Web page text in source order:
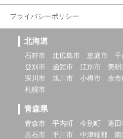
プライバシーポリシー
北海道
石狩市 北広島市 恵庭市 千
登別市
函館市 江別市 美唄
深川市
旭川市 小樽市 余市
札幌市
青森県
青森市 平内町 今別町 蓬田
黒石市
平川市 中津軽郡 南